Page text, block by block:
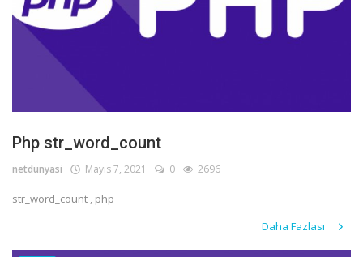
Php str_word_count
netdunyasi Mayıs 7, 2021 0 2696
str_word_count , php
Daha Fazlası